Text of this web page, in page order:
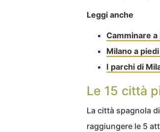
Leggi anche
Camminare
Milano a
I parchi di
Le 15 città
La città spagnola
raggiungere le 5